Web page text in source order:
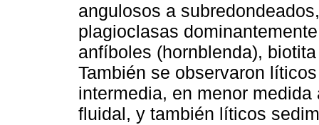
angulosos a
plagioclasas
anfíboles (hornblenda),
También se observaron
intermedia, en menor
fluidal, y también líticos